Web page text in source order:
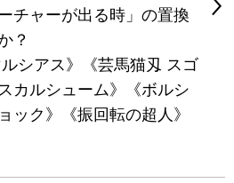
チャーが出る時」の置換
？
シアス》《芸馬猫刄 スゴ
カルシューム》《ボルシ
ック》《振回転の超人》